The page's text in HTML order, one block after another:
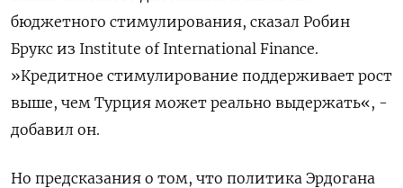
бюджетного стимулирования, сказал Робин
Брукс из Institute of International Finance.
»Кредитное стимулирование поддерживает рост
выше, чем Турция может реально выдержать«, -
добавил он.
Но предсказания о том, что политика Эрдогана